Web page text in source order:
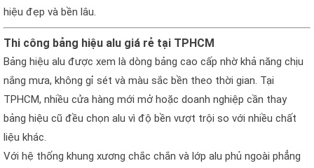
hiệu đẹp và bền lâu.
Thi công bảng hiệu alu giá rẻ tại TPHCM
Bảng hiệu alu được xem là dòng bảng cao cấp nhờ khả năng chịu
nắng mưa, không gỉ sét và màu sắc bền theo thời gian. Tại
TPHCM, nhiều cửa hàng mới mở hoặc doanh nghiệp cần thay
bảng hiệu cũ đều chọn alu vì độ bền vượt trội so với nhiều chất
liệu khác.
Với hệ thống khung xương chắc chắn và lớp alu phủ ngoài phẳng